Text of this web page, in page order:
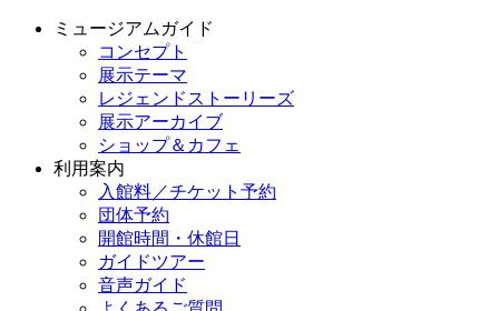
ミュージアムガイド
コンセプト
展示テーマ
レジェンドストーリーズ
展示アーカイブ
ショップ＆カフェ
利用案内
入館料／チケット予約
団体予約
開館時間・休館日
ガイドツアー
音声ガイド